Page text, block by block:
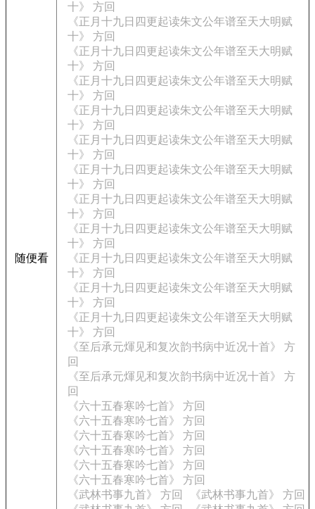
随便看
十》 方回
《正月十九日四更起读朱文公年谱至天大明赋
十》 方回
《正月十九日四更起读朱文公年谱至天大明赋
十》 方回
《正月十九日四更起读朱文公年谱至天大明赋
十》 方回
《正月十九日四更起读朱文公年谱至天大明赋
十》 方回
《正月十九日四更起读朱文公年谱至天大明赋
十》 方回
《正月十九日四更起读朱文公年谱至天大明赋
十》 方回
《正月十九日四更起读朱文公年谱至天大明赋
十》 方回
《正月十九日四更起读朱文公年谱至天大明赋
十》 方回
《正月十九日四更起读朱文公年谱至天大明赋
十》 方回
《正月十九日四更起读朱文公年谱至天大明赋
十》 方回
《正月十九日四更起读朱文公年谱至天大明赋
十》 方回
《至后承元煇见和复次韵书病中近况十首》 方
回
《至后承元煇见和复次韵书病中近况十首》 方
回
《六十五春寒吟七首》 方回
《六十五春寒吟七首》 方回
《六十五春寒吟七首》 方回
《六十五春寒吟七首》 方回
《六十五春寒吟七首》 方回
《六十五春寒吟七首》 方回
《武林书事九首》 方回
《武林书事九首》 方回